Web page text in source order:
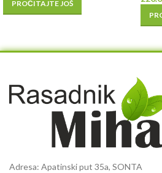
PROČITAJTE JOŠ
Adresa: Apatinski put 35a, SONTA